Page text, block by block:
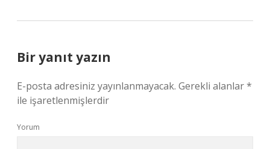
Bir yanıt yazın
E-posta adresiniz yayınlanmayacak. Gerekli alanlar*
ile işaretlenmişlerdir
Yorum